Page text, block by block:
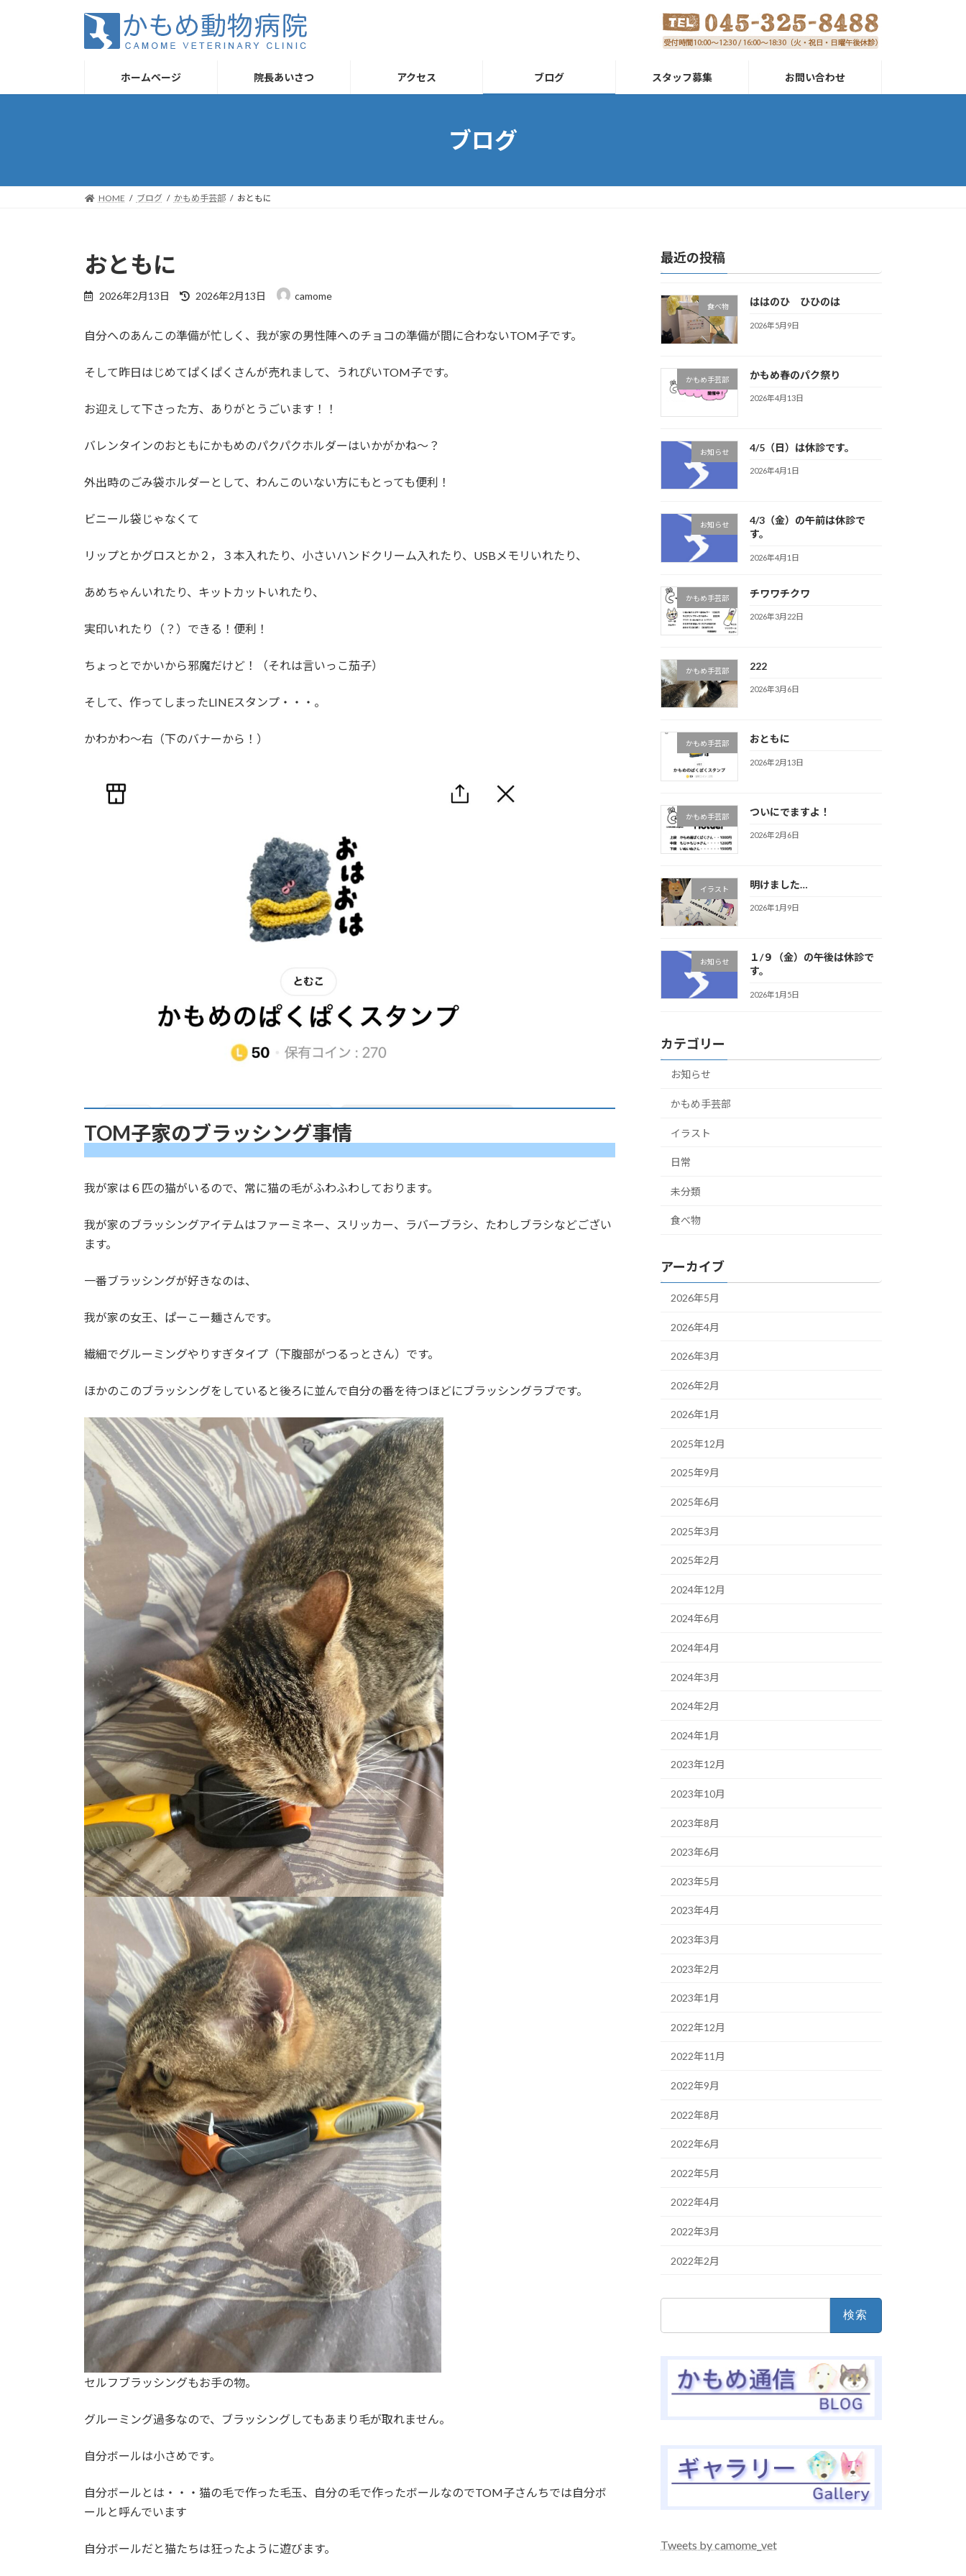
へ
ョ
ホームページ 院長あいさつ アクセス ブログ スタッフ募集 お問い合わせ
ブログ
HOME ブログ かもめ手芸部 おともに
おともに
2026年2月13日
最
新
時
:
2026年2月13日 camome
自分へのあんこの準備が忙しく、我が家の男性陣へのチョコの準備が間に合わないTOM子です。
そして昨日はじめてぱくぱくさんが売れまして、うれぴいTOM子です。
お迎えして下さった方、ありがとうごいます！！
バレンタインのおともにかもめのパクパクホルダーはいかがかね～？
外出時のごみ袋ホルダーとして、わんこのいない方にもとっても便利！
ビニール袋じゃなくて
リップとかグロスとか２，３本入れたり、小さいハンドクリーム入れたり、USBメモリいれたり、
あめちゃんいれたり、キットカットいれたり、
実印いれたり（？）できる！便利！
ちょっとでかいから邪魔だけど！（それは言いっこ茄子）
そして、作ってしまったLINEスタンプ・・・。
かわかわ～右（下のバナーから！）
TOM子家のブラッシング事情
我が家は６匹の猫がいるので、常に猫の毛がふわふわしております。
我が家のブラッシングアイテムはファーミネー、スリッカー、ラバーブラシ、たわしブラシなどござい
ます。
一番ブラッシングが好きなのは、
我が家の女王、ぱーこー麺さんです。
繊細でグルーミングやりすぎタイプ（下腹部がつるっとさん）です。
ほかのこのブラッシングをしていると後ろに並んで自分の番を待つほどにブラッシングラブです。
セルフブラッシングもお手の物。
グルーミング過多なので、ブラッシングしてもあまり毛が取れません。
自分ボールは小さめです。
自分ボールとは・・・猫の毛で作った毛玉、自分の毛で作ったボールなのでTOM子さんちでは自分ボ
ールと呼んでいます
自分ボールだと猫たちは狂ったように遊びます。
最近の投稿
食べ物 ははのひ ひひのは
2026年5月9日
かもめ手芸部 かもめ春のパク祭り
2026年4月13日
お知らせ 4/5（日）は休診です。
2026年4月1日
お知らせ
4/3（金）の午前は休診で
す。
2026年4月1日
かもめ手芸部 チワワチクワ
2026年3月22日
かもめ手芸部 222
2026年3月6日
かもめ手芸部 おともに
2026年2月13日
かもめ手芸部 ついにでますよ！
2026年2月6日
イラスト 明けました…
2026年1月9日
お知らせ
１/９（金）の午後は休診で
す。
2026年1月5日
カテゴリー
お知らせ
かもめ手芸部
イラスト
日常
未分類
食べ物
アーカイブ
2026年5月
2026年4月
2026年3月
2026年2月
2026年1月
2025年12月
2025年9月
2025年6月
2025年3月
2025年2月
2024年12月
2024年6月
2024年4月
2024年3月
2024年2月
2024年1月
2023年12月
2023年10月
2023年8月
2023年6月
2023年5月
2023年4月
2023年3月
2023年2月
2023年1月
2022年12月
2022年11月
2022年9月
2022年8月
2022年6月
2022年5月
2022年4月
2022年3月
2022年2月
Tweets by camome_vet